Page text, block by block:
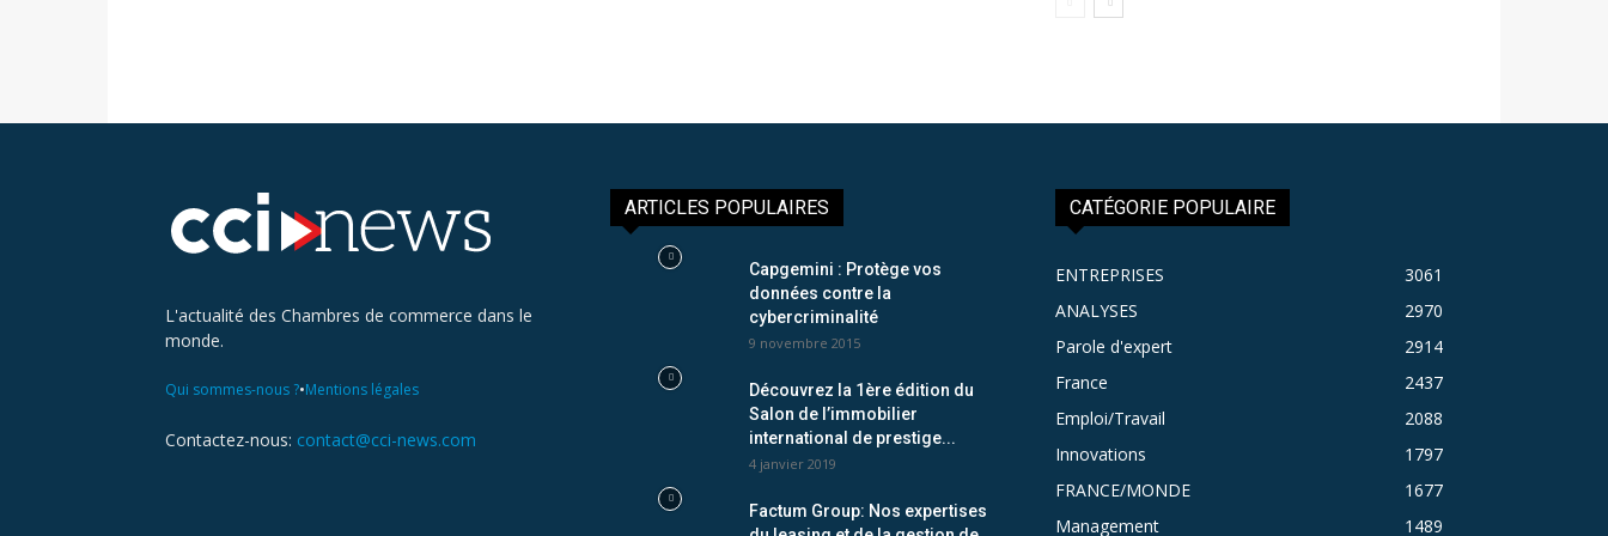
L'actualité des Chambres de commerce dans le
monde.
Qui sommes-nous ?•Mentions légales
Contactez-nous: contact@cci-news.com
ARTICLES POPULAIRES
Capgemini : Protège vos
données contre la
cybercriminalité
9 novembre 2015
Découvrez la 1ère édition du
Salon de l’immobilier
international de prestige...
4 janvier 2019
Factum Group: Nos expertises
CATÉGORIE POPULAIRE
ENTREPRISES
3061
ANALYSES
2970
Parole d'expert
2914
France
2437
Emploi/Travail
2088
Innovations
1797
FRANCE/MONDE
1677
Management
1489